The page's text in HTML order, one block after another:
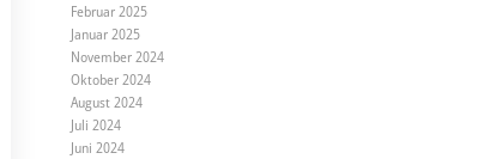
Februar 2025
Januar 2025
November 2024
Oktober 2024
August 2024
Juli 2024
Juni 2024